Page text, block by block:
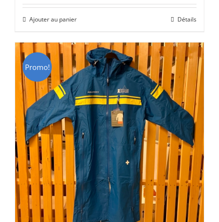
initial
était :
CHF 129.00.
actuel
CHF 69.00.
Ajouter au panier Détails
Promo!